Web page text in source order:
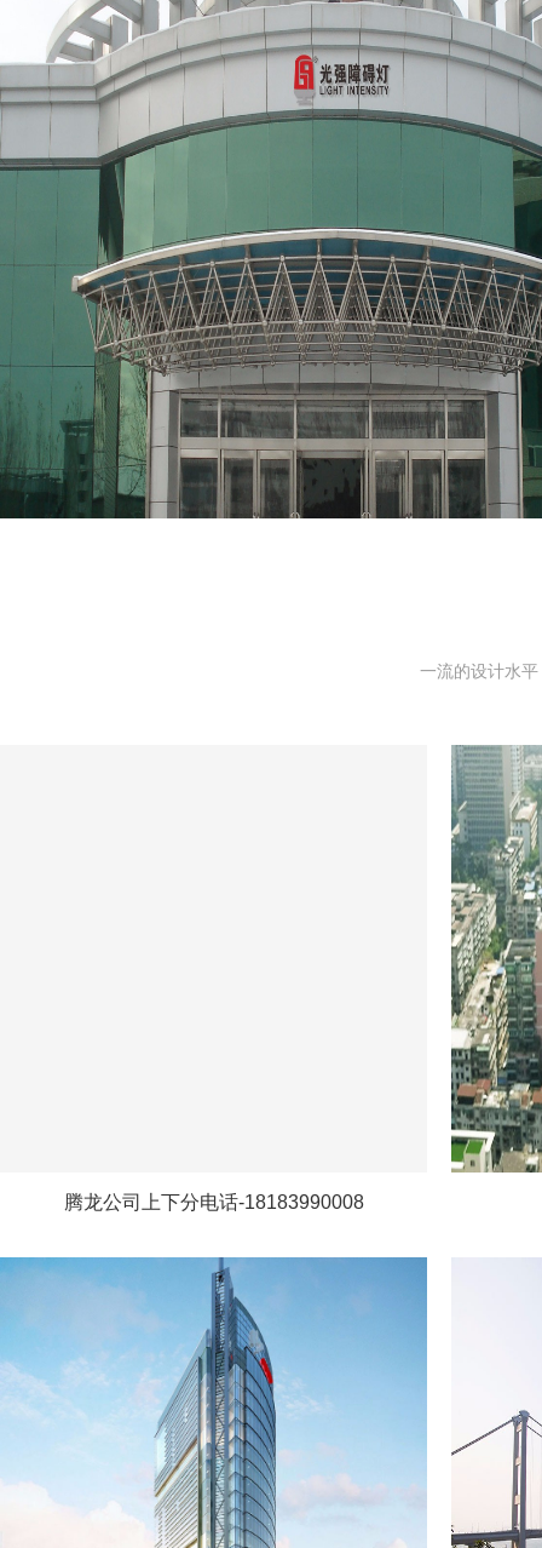
一流的设计水
腾龙公司上下分电话-18183990008
27
广州光强障碍灯生产商是一家自主研发生产：障
碍灯、航空障碍灯、航空障碍灯控制箱、航空障
碍灯电源电压、直升机场助航灯光和民航助航灯
光设备等一系列产品集一家的高新技术企业。欢
迎咨询广州光强障碍灯服务热线：18688866534
03-
广州
碍灯、
碍灯
光设
迎咨